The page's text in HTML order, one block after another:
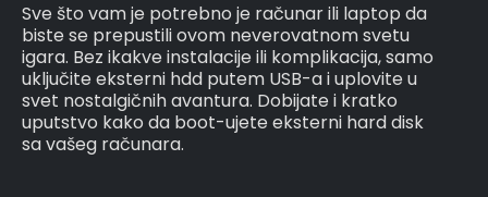
Sve što vam je potrebno je računar ili laptop da
biste se prepustili ovom neverovatnom svetu
igara. Bez ikakve instalacije ili komplikacija, samo
uključite eksterni hdd putem USB-a i uplovite u
svet nostalgičnih avantura. Dobijate i kratko
uputstvo kako da boot-ujete eksterni hard disk
sa vašeg računara.